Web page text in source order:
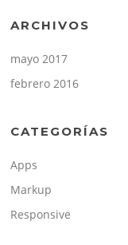
ARCHIVOS
mayo 2017
febrero 2016
CATEGORÍAS
Apps
Markup
Responsive